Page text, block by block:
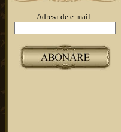
Adresa de e-mail: